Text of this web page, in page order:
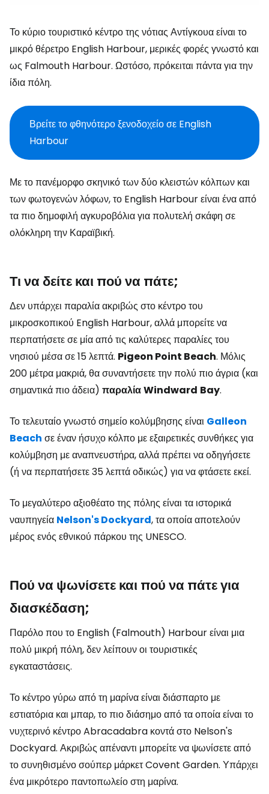
Το κύριο τουριστικό κέντρο της νότιας Αντίγκουα είναι το
μικρό θέρετρο English Harbour, μερικές φορές γνωστό και
ως Falmouth Harbour. Ωστόσο, πρόκειται πάντα για την
ίδια πόλη.
Βρείτε το φθηνότερο ξενοδοχείο σε English
Harbour
Με το πανέμορφο σκηνικό των δύο κλειστών κόλπων και
των φωτογενών λόφων, το English Harbour είναι ένα από
τα πιο δημοφιλή αγκυροβόλια για πολυτελή σκάφη σε
ολόκληρη την Καραϊβική.
Τι να δείτε και πού να πάτε;
Δεν υπάρχει παραλία ακριβώς στο κέντρο του
μικροσκοπικού English Harbour, αλλά μπορείτε να
περπατήσετε σε μία από τις καλύτερες παραλίες του
νησιού μέσα σε 15 λεπτά. Pigeon Point Beach. Μόλις
200 μέτρα μακριά, θα συναντήσετε την πολύ πιο άγρια (και
σημαντικά πιο άδεια) παραλίαWindward Bay.
Το τελευταίο γνωστό σημείο κολύμβησης είναι Galleon
Beach σε έναν ήσυχο κόλπο με εξαιρετικές συνθήκες για
κολύμβηση με αναπνευστήρα, αλλά πρέπει να οδηγήσετε
(ή να περπατήσετε 35 λεπτά οδικώς) για να φτάσετε εκεί.
Το μεγαλύτερο αξιοθέατο της πόλης είναι τα ιστορικά
ναυπηγεία Nelson's Dockyard,τα οποία αποτελούν
μέρος ενός εθνικού πάρκου της UNESCO.
Πού να ψωνίσετε και πού να πάτε για
διασκέδαση;
Παρόλο που το English (Falmouth) Harbour είναι μια
πολύ μικρή πόλη, δεν λείπουν οι τουριστικές
εγκαταστάσεις.
Το κέντρο γύρω από τη μαρίνα είναι διάσπαρτο με
εστιατόρια και μπαρ, το πιο διάσημο από τα οποία είναι το
νυχτερινό κέντρο Abracadabra κοντά στο Nelson's
Dockyard. Ακριβώς απέναντι μπορείτε να ψωνίσετε από
το συνηθισμένο σούπερ μάρκετ Covent Garden. Υπάρχει
ένα μικρότερο παντοπωλείο στη μαρίνα.